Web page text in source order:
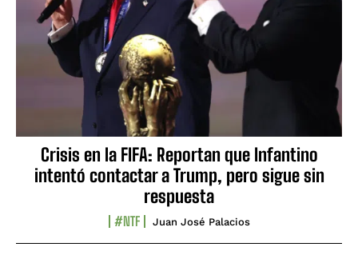
Crisis en la FIFA: Reportan que Infantino
intentó contactar a Trump, pero sigue sin
respuesta
#NTF Juan José Palacios